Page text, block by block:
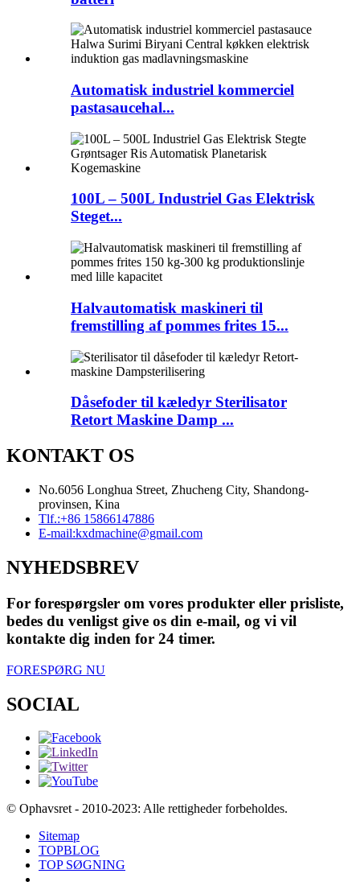
Automatisk industriel kommerciel
pastasaucehal...
100L – 500L Industriel Gas Elektrisk
Steget...
Halvautomatisk maskineri til
fremstilling af pommes frites 15...
Dåsefoder til kæledyr Sterilisator
Retort Maskine Damp ...
KONTAKT OS
No.6056 Longhua Street, Zhucheng City, Shandong-
provinsen, Kina
Tlf.:+86 15866147886
E-mail:kxdmachine@gmail.com
NYHEDSBREV
For forespørgsler om vores produkter eller prisliste,
bedes du venligst give os din e-mail, og vi vil
kontakte dig inden for 24 timer.
FORESPØRG NU
SOCIAL
© Ophavsret - 2010-2023: Alle rettigheder forbeholdes.
Sitemap
TOPBLOG
TOP SØGNING